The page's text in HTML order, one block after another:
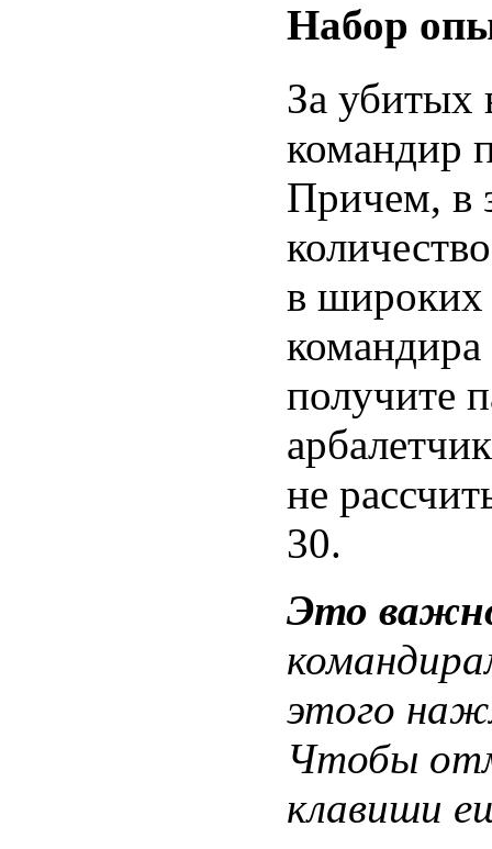
Набор
За убитых
командир
Причем, в
в широких
командира
получите
не
30.
Это
этого
Чтобы
клавиши